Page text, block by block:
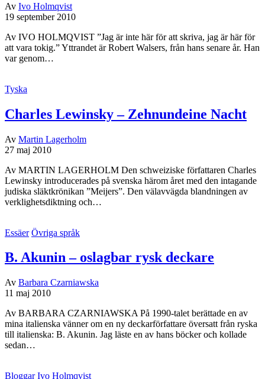
Av Ivo Holmqvist
19 september 2010
Av IVO HOLMQVIST ”Jag är inte här för att skriva, jag är här för
att vara tokig.” Yttrandet är Robert Walsers, från hans senare år. Han
var genom…
Tyska
Charles Lewinsky – Zehnundeine Nacht
Av Martin Lagerholm
27 maj 2010
Av MARTIN LAGERHOLM Den schweiziske författaren Charles
Lewinsky introducerades på svenska härom året med den intagande
judiska släktkrönikan ”Meijers”. Den välavvägda blandningen av
verklighetsdiktning och…
Essäer Övriga språk
B. Akunin – oslagbar rysk deckare
Av Barbara Czarniawska
11 maj 2010
Av BARBARA CZARNIAWSKA På 1990-talet berättade en av
mina italienska vänner om en ny deckarförfattare översatt från ryska
till italienska: B. Akunin. Jag läste en av hans böcker och kollade
sedan…
Bloggar Ivo Holmqvist